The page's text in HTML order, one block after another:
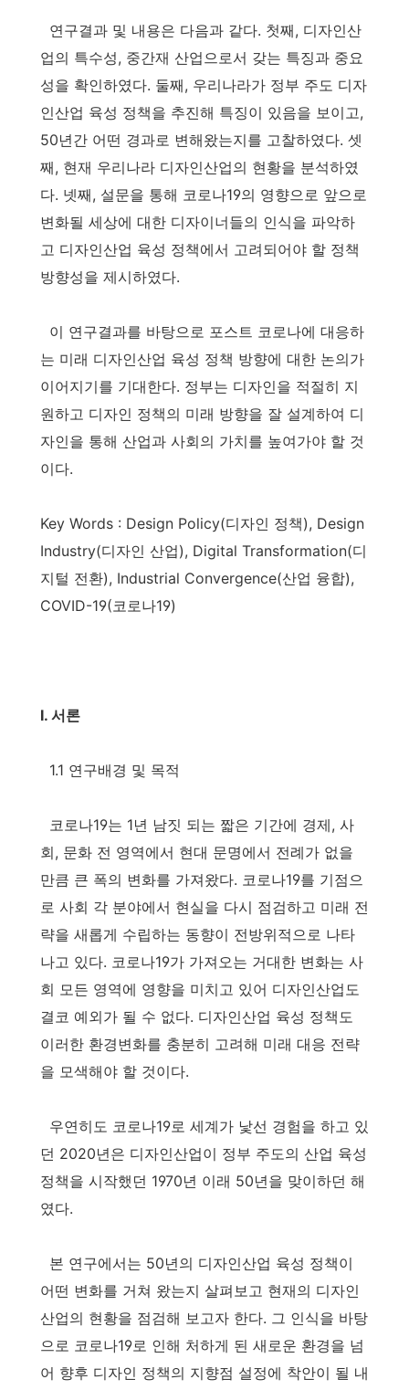
연구결과 및 내용은 다음과 같다. 첫째, 디자인산
업의 특수성, 중간재 산업으로서 갖는 특징과 중요
성을 확인하였다. 둘째, 우리나라가 정부 주도 디자
인산업 육성 정책을 추진해 특징이 있음을 보이고,
50년간 어떤 경과로 변해왔는지를 고찰하였다. 셋
째, 현재 우리나라 디자인산업의 현황을 분석하였
다. 넷째, 설문을 통해 코로나19의 영향으로 앞으로
변화될 세상에 대한 디자이너들의 인식을 파악하
고 디자인산업 육성 정책에서 고려되어야 할 정책
방향성을 제시하였다.
이 연구결과를 바탕으로 포스트 코로나에 대응하
는 미래 디자인산업 육성 정책 방향에 대한 논의가
이어지기를 기대한다. 정부는 디자인을 적절히 지
원하고 디자인 정책의 미래 방향을 잘 설계하여 디
자인을 통해 산업과 사회의 가치를 높여가야 할 것
이다.
Key Words : Design Policy(디자인 정책), Design
Industry(디자인 산업), Digital Transformation(디
지털 전환), Industrial Convergence(산업 융합),
COVID-19(코로나19)
I. 서론
1.1 연구배경 및 목적
코로나19는 1년 남짓 되는 짧은 기간에 경제, 사
회, 문화 전 영역에서 현대 문명에서 전례가 없을
만큼 큰 폭의 변화를 가져왔다. 코로나19를 기점으
로 사회 각 분야에서 현실을 다시 점검하고 미래 전
략을 새롭게 수립하는 동향이 전방위적으로 나타
나고 있다. 코로나19가 가져오는 거대한 변화는 사
회 모든 영역에 영향을 미치고 있어 디자인산업도
결코 예외가 될 수 없다. 디자인산업 육성 정책도
이러한 환경변화를 충분히 고려해 미래 대응 전략
을 모색해야 할 것이다.
우연히도 코로나19로 세계가 낯선 경험을 하고 있
던 2020년은 디자인산업이 정부 주도의 산업 육성
정책을 시작했던 1970년 이래 50년을 맞이하던 해
였다.
본 연구에서는 50년의 디자인산업 육성 정책이
어떤 변화를 거쳐 왔는지 살펴보고 현재의 디자인
산업의 현황을 점검해 보고자 한다. 그 인식을 바탕
으로 코로나19로 인해 처하게 된 새로운 환경을 넘
어 향후 디자인 정책의 지향점 설정에 착안이 될 내